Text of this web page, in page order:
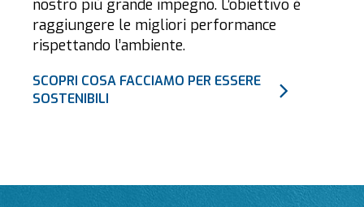
nostro più grande impegno. L’obiettivo è
raggiungere le migliori performance
rispettando l’ambiente.
SCOPRI COSA FACCIAMO PER ESSERE
SOSTENIBILI